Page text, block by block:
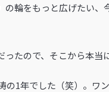
輪をもっと広げたい
ったので、そこから本
1年でした（笑）。ワ